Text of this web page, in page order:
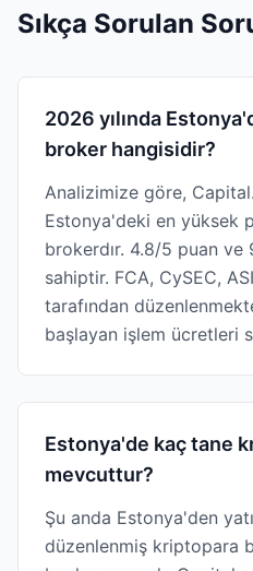
Sıkça Sorulan
2026 yılında
broker hangisidir?
Analizimize göre,
Estonya'deki en yüksek
brokerdır. 4.8/5 puan ve
sahiptir. FCA, CySEC,
tarafından
başlayan işlem ücretleri
Estonya'de kaç tane
mevcuttur?
Şu anda Estonya'den
düzenlenmiş kriptopara